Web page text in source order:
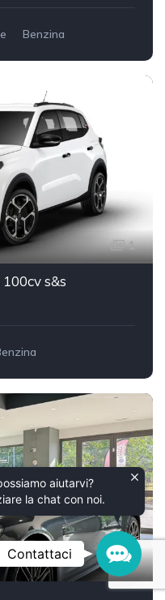
Benzina
1
s&s
7
Contattaci
aiutarvi?
la chat con noi.